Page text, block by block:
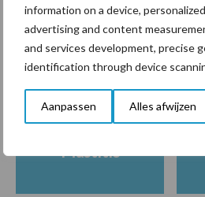
information on a device,
advertising and content
and services development, precise
identification through device
Aanpassen Alles afwijzen
Themapagina's
Diergezondheid
Mastitis